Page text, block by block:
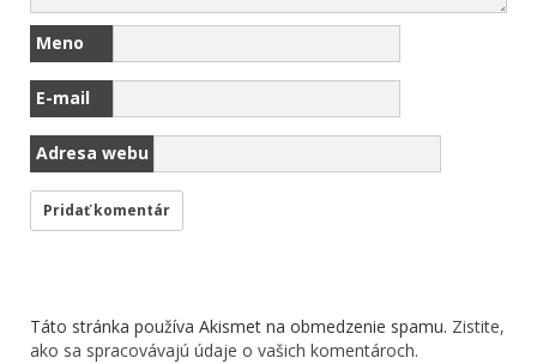
Meno
E-mail
Adresa webu
Táto stránka používa Akismet na obmedzenie spamu. Zistite,
ako sa spracovávajú údaje o vašich komentároch.